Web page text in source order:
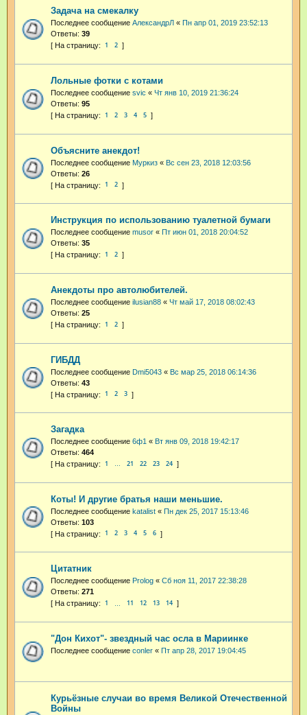
Задача на смекалку
Последнее сообщение АлександрЛ « Пн апр 01, 2019 23:52:13
Ответы: 39
1 2
Лольные фотки с котами
Последнее сообщение svic « Чт янв 10, 2019 21:36:24
Ответы: 95
1 2 3 4 5
Объясните анекдот!
Последнее сообщение Муркиз « Вс сен 23, 2018 12:03:56
Ответы: 26
1 2
Инструкция по использованию туалетной бумаги
Последнее сообщение musor « Пт июн 01, 2018 20:04:52
Ответы: 35
1 2
Анекдоты про автолюбителей.
Последнее сообщение ilusian88 « Чт май 17, 2018 08:02:43
Ответы: 25
1 2
ГИБДД
Последнее сообщение Dmi5043 « Вс мар 25, 2018 06:14:36
Ответы: 43
1 2 3
Загадка
Последнее сообщение 6ф1 « Вт янв 09, 2018 19:42:17
Ответы: 464
1 … 21 22 23 24
Коты! И другие братья наши меньшие.
Последнее сообщение katalist « Пн дек 25, 2017 15:13:46
Ответы: 103
1 2 3 4 5 6
Цитатник
Последнее сообщение Prolog « Сб ноя 11, 2017 22:38:28
Ответы: 271
1 11 12 13 14
"Дон Кихот"- звездный час осла в Мариинке
Последнее сообщение conler « Пт апр 28, 2017 19:04:45
Курьёзные случаи во время Великой Отечественной
Войны